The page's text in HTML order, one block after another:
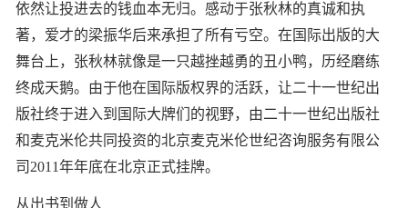
依然让投进去的钱血本无归。感动于张秋林的真诚和执
著，爱才的梁振华后来承担了所有亏空。在国际出版的大
舞台上，张秋林就像是一只越挫越勇的丑小鸭，历经磨练
终成天鹅。由于他在国际版权界的活跃，让二十一世纪出
版社终于进入到国际大牌们的视野，由二十一世纪出版社
和麦克米伦共同投资的北京麦克米伦世纪咨询服务有限公
司2011年年底在北京正式挂牌。
从出书到做人